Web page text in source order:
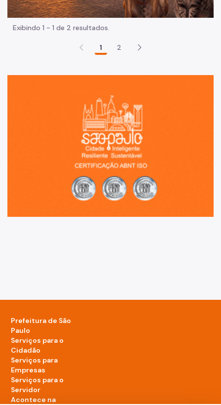
Exibindo 1 - 1 de 2 resultados.
1 2
Prefeitura de São
Paulo
Serviços para o
Cidadão
Serviços para
Empresas
Serviços para o
Servidor
Acontece na